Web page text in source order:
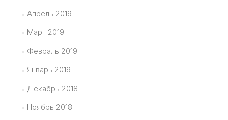
Апрель 2019
Март 2019
Февраль 2019
Январь 2019
Декабрь 2018
Ноябрь 2018